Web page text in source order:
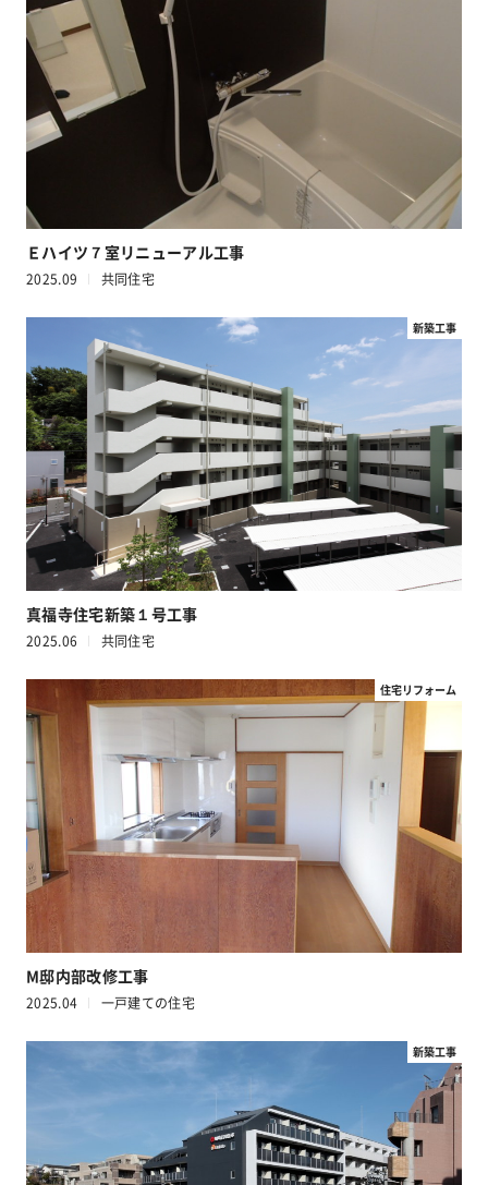
Ｅハイツ７室リニューアル工事
2025.09 共同住宅
新築工事
真福寺住宅新築１号工事
2025.06 共同住宅
住宅リフォーム
M邸内部改修工事
2025.04 一戸建ての住宅
新築工事